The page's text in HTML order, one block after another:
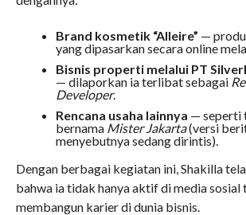
Brand kosmetik “Alleire” —
yang dipasarkan secara online
Bisnis properti melalui PT
— dilaporkan ia terlibat sebagai
Developer.
Rencana usaha lainnya — seperti
bernama Mister Jakarta(versi
menyebutnya sedang dirintis).
Dengan berbagai kegiatan ini, Shakilla
bahwa ia tidak hanya aktif di media sosial
membangun karier di dunia bisnis.